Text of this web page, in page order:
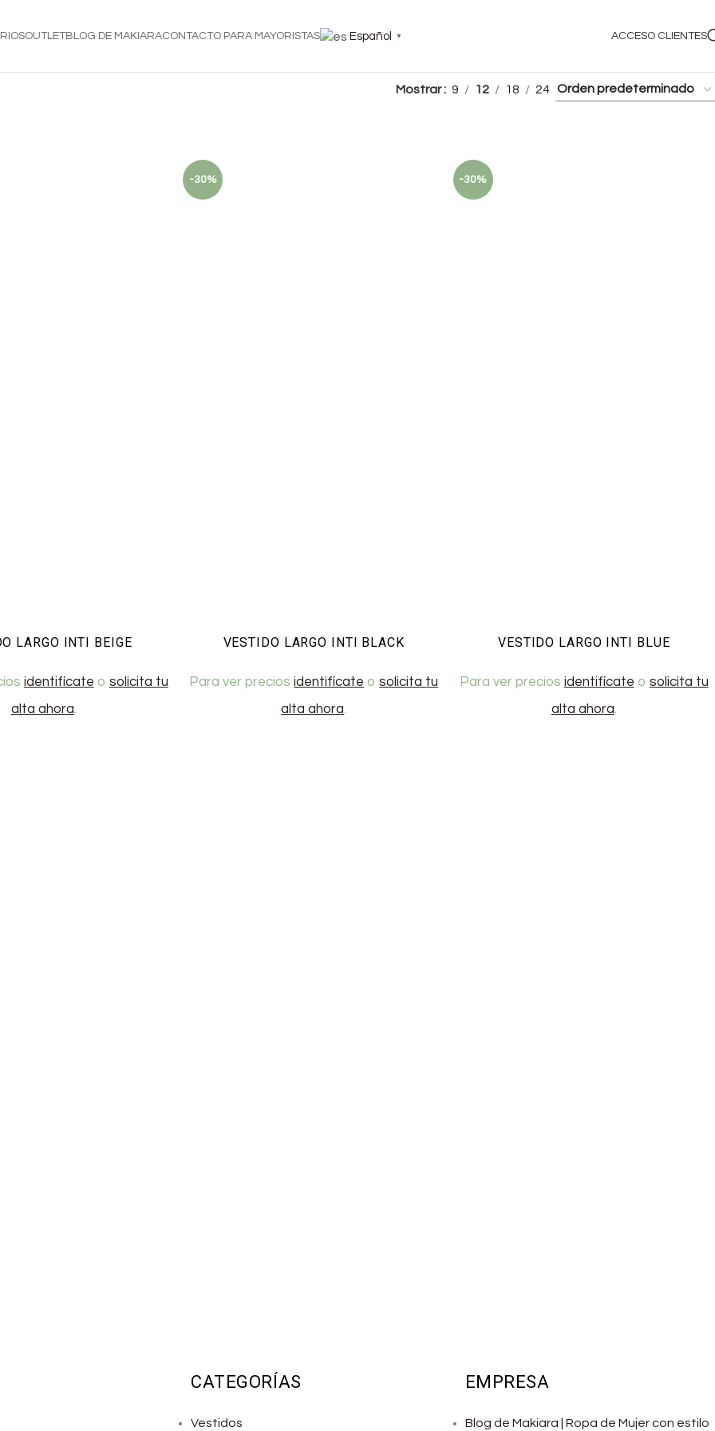
OUTLETBLOG DE MAKIARACONTACTO PARA MAYORISTAS Español ▼ ACCESO CLIENTES
Mostrar 9 12 18 24
LARGO INTI BEIGE
identifícate o solicita tu
alta ahora.
-30%
VESTIDO LARGO INTI BLACK
Para ver preciosidentifícate osolicita tu
alta ahora.
-30%
VESTIDO LARGO INTI BLUE
Para ver precios identifícate o solicita tu
alta ahora.
CATEGORÍAS
Vestidos
EMPRESA
Blog de Makiara | Ropa de Mujer con estilo